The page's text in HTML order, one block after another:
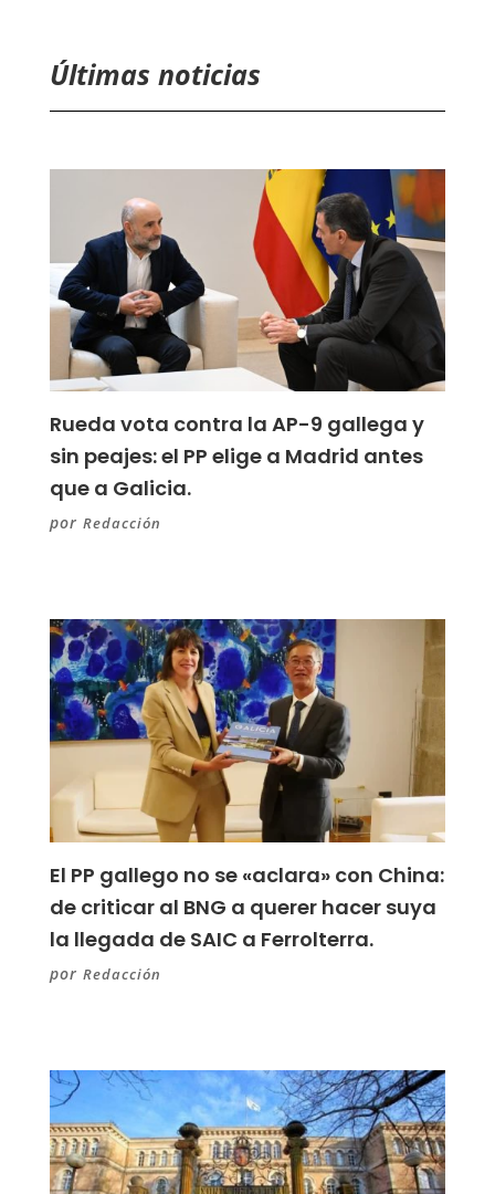
Últimas noticias
Rueda vota contra la AP-9 gallega y
sin peajes: el PP elige a Madrid antes
que a Galicia.
por Redacción
El PP gallego no se «aclara» con China:
de criticar al BNG a querer hacer suya
la llegada de SAIC a Ferrolterra.
por Redacción